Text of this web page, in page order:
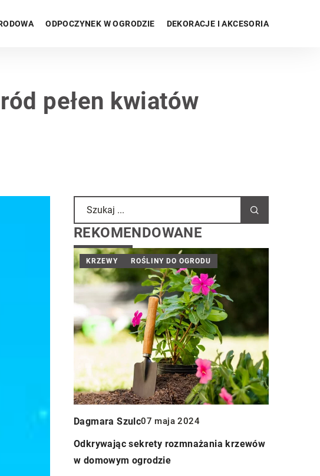
ODPOCZYNEK W OGRODZIE DEKORACJE I AKCESORIA
pełen kwiatów
REKOMENDOWANE
jakie są
środowiska
opałowego?
KRZEWY ROŚLINY DO OGRODU
Dagmara Szulc07 maja 2024
Odkrywając sekrety rozmnażania krzewów
w domowym ogrodzie